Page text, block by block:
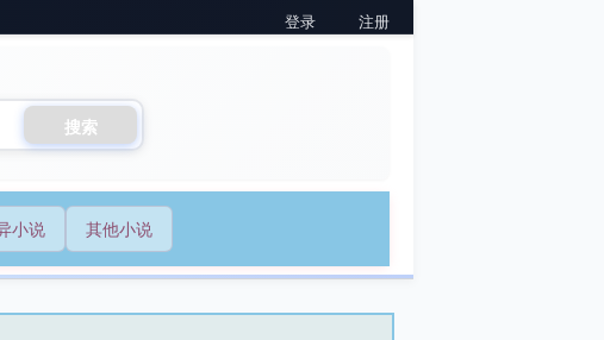
登录 注册
搜索
小说 其他小说